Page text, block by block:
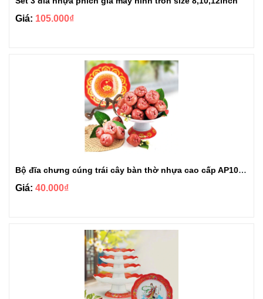
Giá: 105.000₫
Bộ đĩa chưng cúng trái cây bàn thờ nhựa cao cấp AP10AB
Giá: 40.000₫